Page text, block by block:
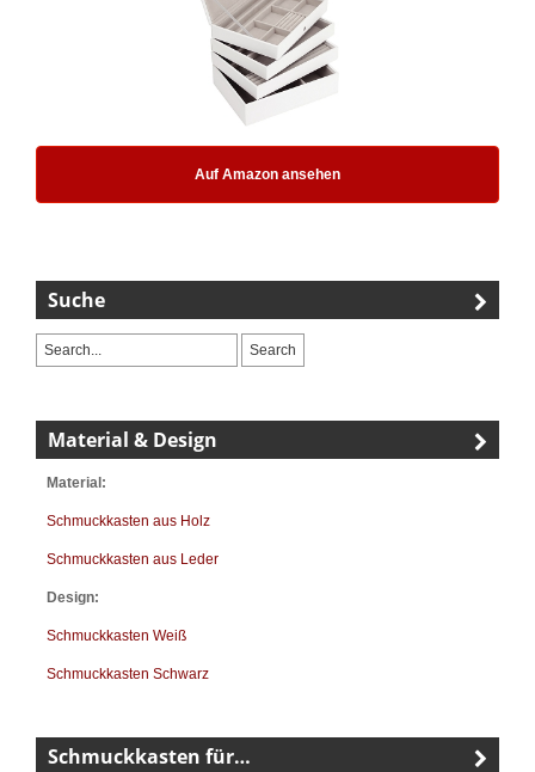
Auf Amazon ansehen
Suche
Material & Design
Material:
Schmuckkasten aus Holz
Schmuckkasten aus Leder
Design:
Schmuckkasten Weiß
Schmuckkasten Schwarz
Schmuckkasten für…